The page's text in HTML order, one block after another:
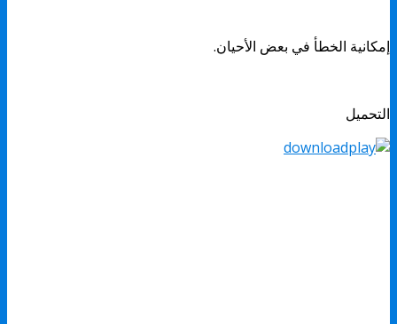
إمكانية الخطأ في بعض الأحيان.
التحميل